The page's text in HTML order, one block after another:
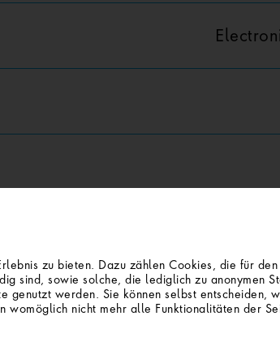
zu bieten. Dazu zählen Cookies, die für
sind, sowie solche, die lediglich zu anonymen
werden. Sie können selbst entscheiden,
womöglich nicht mehr alle Funktionalitäten der